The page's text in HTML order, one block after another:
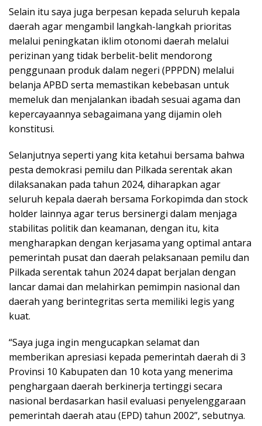
Selain itu saya juga berpesan kepada seluruh kepala
daerah agar mengambil langkah-langkah prioritas
melalui peningkatan iklim otonomi daerah melalui
perizinan yang tidak berbelit-belit mendorong
penggunaan produk dalam negeri (PPPDN) melalui
belanja APBD serta memastikan kebebasan untuk
memeluk dan menjalankan ibadah sesuai agama dan
kepercayaannya sebagaimana yang dijamin oleh
konstitusi.
Selanjutnya seperti yang kita ketahui bersama bahwa
pesta demokrasi pemilu dan Pilkada serentak akan
dilaksanakan pada tahun 2024, diharapkan agar
seluruh kepala daerah bersama Forkopimda dan stock
holder lainnya agar terus bersinergi dalam menjaga
stabilitas politik dan keamanan, dengan itu, kita
mengharapkan dengan kerjasama yang optimal antara
pemerintah pusat dan daerah pelaksanaan pemilu dan
Pilkada serentak tahun 2024 dapat berjalan dengan
lancar damai dan melahirkan pemimpin nasional dan
daerah yang berintegritas serta memiliki legis yang
kuat.
“Saya juga ingin mengucapkan selamat dan
memberikan apresiasi kepada pemerintah daerah di 3
Provinsi 10 Kabupaten dan 10 kota yang menerima
penghargaan daerah berkinerja tertinggi secara
nasional berdasarkan hasil evaluasi penyelenggaraan
pemerintah daerah atau (EPD) tahun 2002”, sebutnya.